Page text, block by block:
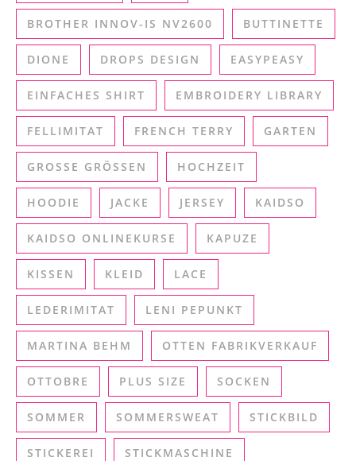
BROTHER INNOV-IS NV2600 BUTTINETTE
DIONE DROPS DESIGN EASYPEASY
EINFACHES SHIRT EMBROIDERY LIBRARY
FELLIMITAT FRENCH TERRY GARTEN
GROSSE GRÖSSEN HOCHZEIT
HOODIE JACKE JERSEY KAIDSO
KAIDSO ONLINEKURSE KAPUZE
KISSEN KLEID LACE
LEDERIMITAT LENI PEPUNKT
MARTINA BEHM OTTEN FABRIKVERKAUF
OTTOBRE PLUS SIZE SOCKEN
SOMMER SOMMERSWEAT STICKBILD
STICKEREI STICKMASCHINE